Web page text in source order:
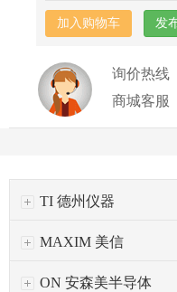
加入购物车 发
询价热线
商城客服
TI 德州仪器
MAXIM 美信
ON 安森美半导体